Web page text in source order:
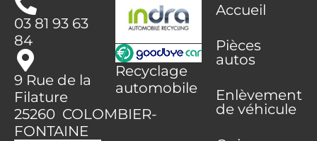
03 81 93 63
84
9 Rue de la
Filature
25260 COLOMBIER-
FONTAINE
Recyclage
automobile
Accueil
Pièces
autos
Enlèvement
de véhicule